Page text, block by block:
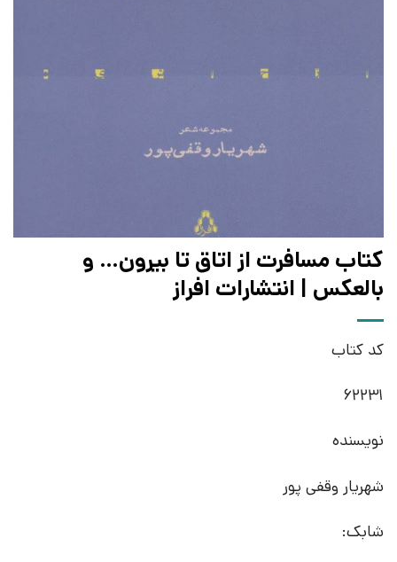
کتاب مسافرت از اتاق تا بیرون… و
بالعکس | انتشارات افراز
کد کتاب
62231
نویسنده
شهریار وقفی پور
شابک: